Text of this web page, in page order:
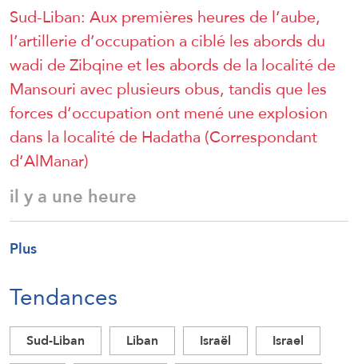
Sud-Liban: Aux premières heures de l’aube,
l’artillerie d’occupation a ciblé les abords du
wadi de Zibqine et les abords de la localité de
Mansouri avec plusieurs obus, tandis que les
forces d’occupation ont mené une explosion
dans la localité de Hadatha (Correspondant
d’AlManar)
il y a une heure
Plus
Tendances
Sud-Liban Liban Israël
Israel